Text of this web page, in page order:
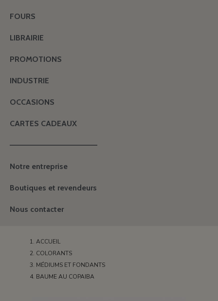
FOURS
LIBRAIRIE
PROMOTIONS
INDUSTRIE
OCCASIONS
CARTES CADEAUX
———————————————
Notre entreprise
Boutiques et revendeurs
Nous contacter
ACCUEIL
COLORANTS
MÉDIUMS ET FONDANTS
BAUME AU COPAIBA